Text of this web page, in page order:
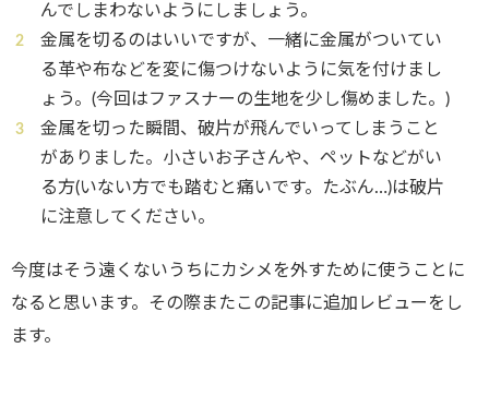
んでしまわないようにしましょう。
金属を切るのはいいですが、一緒に金属がついてい
る革や布などを変に傷つけないように気を付けまし
ょう。(今回はファスナーの生地を少し傷めました。)
金属を切った瞬間、破片が飛んでいってしまうこと
がありました。小さいお子さんや、ペットなどがい
る方(いない方でも踏むと痛いです。たぶん…)は破片
に注意してください。
今度はそう遠くないうちにカシメを外すために使うことに
なると思います。その際またこの記事に追加レビューをし
ます。